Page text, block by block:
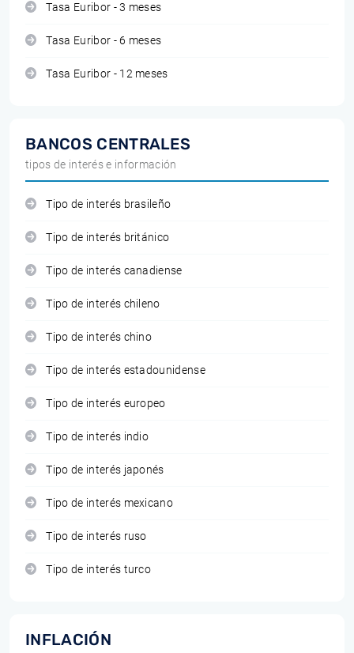
Tasa Euribor - 3 meses
Tasa Euribor - 6 meses
Tasa Euribor - 12 meses
BANCOS CENTRALES
tipos de interés e información
Tipo de interés brasileño
Tipo de interés británico
Tipo de interés canadiense
Tipo de interés chileno
Tipo de interés chino
Tipo de interés estadounidense
Tipo de interés europeo
Tipo de interés indio
Tipo de interés japonés
Tipo de interés mexicano
Tipo de interés ruso
Tipo de interés turco
INFLACIÓN